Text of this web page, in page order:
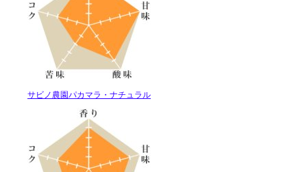
サビノ農園パカマラ・ナチュラル